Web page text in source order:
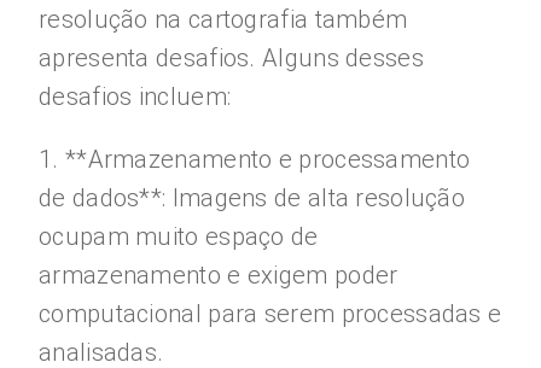
resolução na cartografia também
apresenta desafios. Alguns desses
desafios incluem:
1. **Armazenamento e processamento
de dados**: Imagens de alta resolução
ocupam muito espaço de
armazenamento e exigem poder
computacional para serem processadas e
analisadas.